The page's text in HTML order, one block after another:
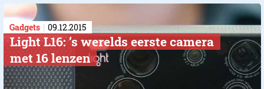
Gadgets 09.12.2015
Light L16: ’s werelds eerste camera
met 16 lenzen